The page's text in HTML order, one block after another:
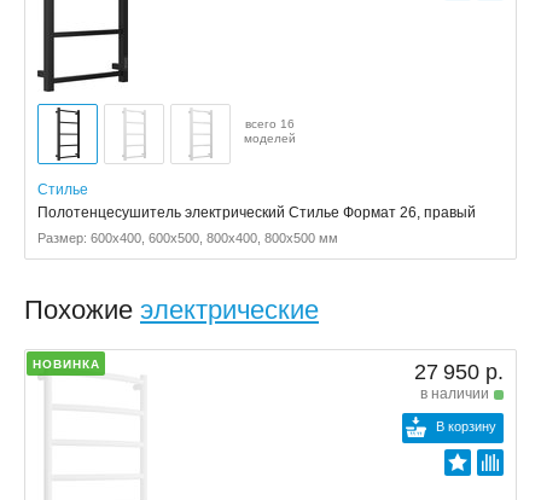
всего 16
моделей
Стилье
Полотенцесушитель электрический Стилье Формат 26, правый
Размер: 600x400, 600x500, 800x400, 800x500 мм
Похожие электрические
НОВИНКА 27 950 р.
в наличии
В корзину